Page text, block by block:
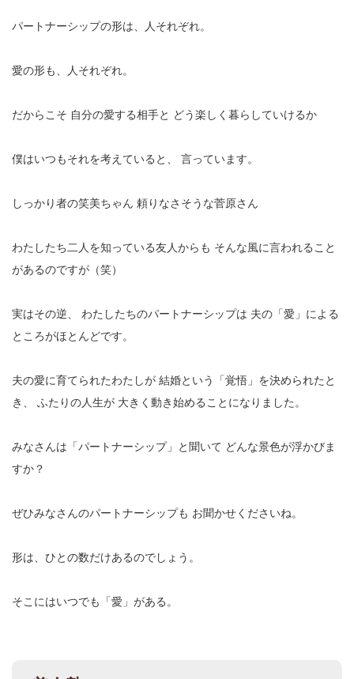
パートナーシップの形は、人それぞれ。
愛の形も、人それぞれ。
だからこそ 自分の愛する相手と どう楽しく暮らしていけるか
僕はいつもそれを考えていると、 言っています。
しっかり者の笑美ちゃん 頼りなさそうな菅原さん
わたしたち二人を知っている友人からも そんな風に言われること
があるのですが（笑）
実はその逆、 わたしたちのパートナーシップは 夫の「愛」による
ところがほとんどです。
夫の愛に育てられたわたしが 結婚という「覚悟」を決められたと
き、
ふたりの人生が 大きく動き始めることになりました。
みなさんは「パートナーシップ」と聞いて どんな景色が浮かびま
すか？
ぜひみなさんのパートナーシップも お聞かせくださいね。
形は、ひとの数だけあるのでしょう。
そこにはいつでも「愛」がある。